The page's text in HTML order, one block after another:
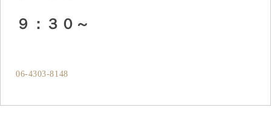
９：３０～
06-4303-8148